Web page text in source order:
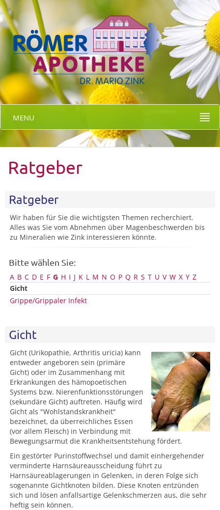
MENU
Ratgeber
Ratgeber
Wir haben für Sie die wichtigsten Themen recherchiert.
Alles was Sie vom Abnehmen über Magenbeschwerden bis
zu Mineralien wie Zink interessieren könnte.
Bitte wählen Sie:
A B C D E F G H I J K L M N O P Q R S T U V W X Y Z
Gicht
Grippe/Grippaler Infekt
Gicht
Gicht (Urikopathie, Arthritis uricia) kann
entweder angeboren sein (primäre
Gicht) oder im Zusammenhang mit
Erkrankungen des hämopoetischen
Systems bzw. Nierenfunktionsstörungen
(sekundäre Gicht) auftreten. Häufig wird
Gicht als "Wohlstandskrankheit"
bezeichnet, da überreichliches Essen
(vor allem Fleisch) in Verbindung mit
Bewegungsarmut die Krankheitsentstehung fördert.
Ein gestörter Purinstoffwechsel und damit einhergehender
verminderte Harnsäureausscheidung führt zu
Harnsäureablagerungen in Gelenken, in deren Folge sich
sogenannte Gichtknoten bilden. Diese Knoten entzünden
sich und lösen anfallsartige Gelenkschmerzen aus, die sehr
heftig sein können.